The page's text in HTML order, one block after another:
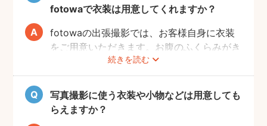
よ。また、何より大事なのは被写体のママと
お腹の赤ちゃんの健康です。当日無理せず撮
影を行えるよう、日々健やかに過ごしていた
だければと思います。
fotowaで衣装は用意してくれますか？
続きを読む
fotowaの出張撮影では、お客様自身に衣装
をご用意いただきます。お腹のふくらみがき
れいに見える薄手のお洋服や、チューブトッ
プにスカート等で、素肌を写すスタイルも人
気です。どうぞお好きな衣装で撮影を楽しん
でくださいね。
写真撮影に使う衣装や小物などは用意しても
らえますか？